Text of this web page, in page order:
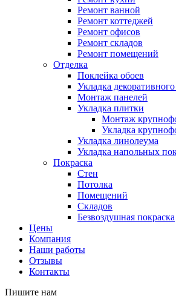
Ремонт ванной
Ремонт коттеджей
Ремонт офисов
Ремонт складов
Ремонт помещений
Отделка
Поклейка обоев
Укладка
Монтаж панелей
Укладка плитки
Монтаж
Укладка
Укладка линолеума
Укладка напольных
Покраска
Стен
Потолка
Помещений
Складов
Безвоздушная покраска
Цены
Компания
Наши работы
Отзывы
Контакты
Пишите нам